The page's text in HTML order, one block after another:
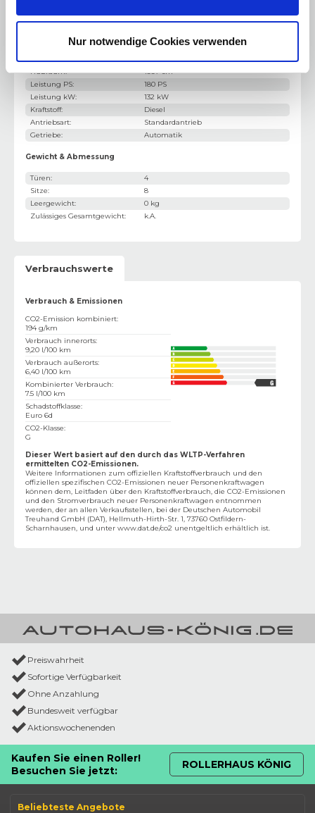
Nur notwendige Cookies verwenden
Motorisierung & Leistung
Motor / Bauart:
4-Zylinder
Hubraum:
1997 cm³
Leistung PS:
180 PS
Leistung kW:
132 kW
Kraftstoff:
Diesel
Antriebsart:
Standardantrieb
Getriebe: Automatik
Gewicht & Abmessung
Türen:
4
Sitze:
8
Leergewicht:
0 kg
Zulässiges Gesamtgewicht: k.A.
Verbrauchswerte
Verbrauch & Emissionen
CO2-Emission kombiniert:
194 g/km
Verbrauch innerorts:
9,20 l/100 km
Verbrauch außerorts:
6,40 l/100 km
Kombinierter Verbrauch:
7.5 l/100 km
Schadstoffklasse:
Euro 6d
CO2-Klasse:
G
Dieser Wert basiert auf den durch das WLTP-Verfahren
ermittelten CO2-Emissionen.
Weitere Informationen zum offiziellen Kraftstoffverbrauch und den
offiziellen spezifischen CO2-Emissionen neuer Personenkraftwagen
können dem‚ Leitfaden über den Kraftstoffverbrauch, die CO2-Emissionen
und den Stromverbrauch neuer Personenkraftwagen entnommen
werden, der an allen Verkaufsstellen, bei der Deutschen Automobil
Treuhand GmbH (DAT), Hellmuth-Hirth-Str. 1, 73760 Ostfildern-
Scharnhausen, und unter www.dat.de/co2 unentgeltlich erhältlich ist.
Preiswahrheit
Sofortige Verfügbarkeit
Ohne Anzahlung
Bundesweit verfügbar
Aktionswochenenden
Kaufen Sie einen Roller!
Besuchen Sie jetzt:
ROLLERHAUS KÖNIG
Beliebteste Angebote